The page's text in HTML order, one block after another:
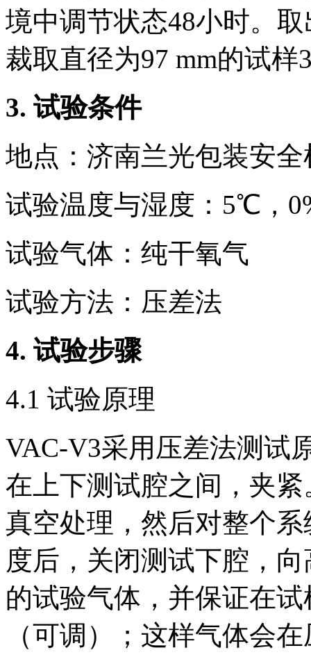
境中调节状态48小时。
裁取直径为97 mm的试样
3. 试验条件
地点：济南兰光包装安
试验温度与湿度：5℃，
试验气体：纯干氧气
试验方法：压差法
4. 试验步骤
4.1 试验原理
VAC-V3采用压差法测试
在上下测试腔之间，夹
真空处理，然后对整个
度后，关闭测试下腔，
的试验气体，并保证在
（可调）；这样气体会